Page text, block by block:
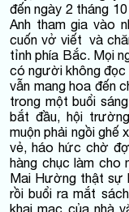
đến ngày 2 tháng
Anh tham gia vào
cuốn vở viết và
tỉnh phía Bắc. Mọi
có người không
vẫn mang hoa đến
trong một buổi
bắt đầu, hội
muộn phải ngồi ghế
vẻ, háo hức chờ
hàng chục làm cho
Mai Hường thật sự
rồi buổi ra mắt
khai mạc của nhà